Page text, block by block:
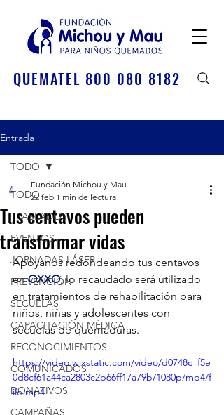
QUEMATEL 800 080 8182
Entrada
TODO
TRASLADOS
EVENTOS
JORNADAS LÁSER
PREVENCIÓN
SECUELAS
CAPACITACIÓN MÉDICA
RECONOCIMIENTOS
COMUNICADOS
DONATIVOS
CAMPAÑAS
TODO
Tus centavos pueden
transformar vidas
Fundación Michou y Mau
22 feb 1 min de lectura
Apóyanos redondeando tus centavos
en OXXO, lo recaudado será utilizado
en tratamientos de rehabilitación para
niños, niñas y adolescentes con
secuelas de quemaduras.
https://video.wixstatic.com/video/d0748c_f5e
0d8cf61a44ca2803c2b66ff17a79b/1080p/mp4/f
ile.mp4